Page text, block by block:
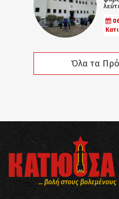
Όλα τα
... βολή στους βολεμένους